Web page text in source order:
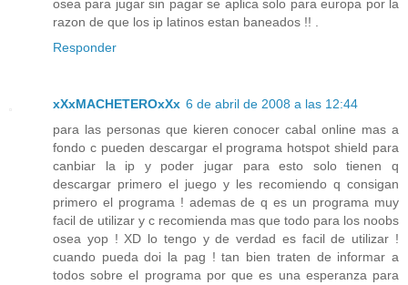
osea para jugar sin pagar se aplica solo para europa por la
razon de que los ip latinos estan baneados !! .
Responder
xXxMACHETEROxXx 6 de abril de 2008 a las 12:44
para las personas que kieren conocer cabal online mas a
fondo c pueden descargar el programa hotspot shield para
canbiar la ip y poder jugar para esto solo tienen q
descargar primero el juego y les recomiendo q consigan
primero el programa ! ademas de q es un programa muy
facil de utilizar y c recomienda mas que todo para los noobs
osea yop ! XD lo tengo y de verdad es facil de utilizar !
cuando pueda doi la pag ! tan bien traten de informar a
todos sobre el programa por que es una esperanza para